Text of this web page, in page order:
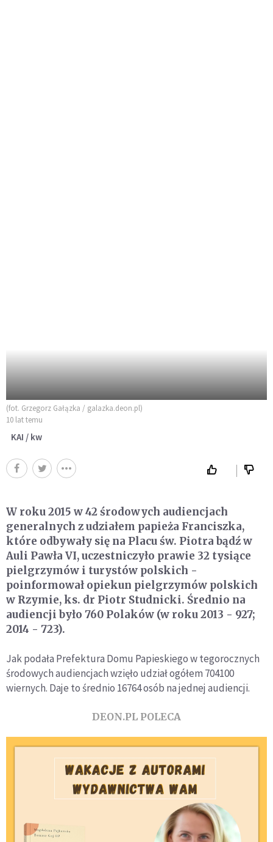
(fot. Grzegorz Gałązka / galazka.deon.pl)
10 lat temu
KAI / kw
W roku 2015 w 42 środowych audiencjach
generalnych z udziałem papieża Franciszka,
które odbywały się na Placu św. Piotra bądź w
Auli Pawła VI, uczestniczyło prawie 32 tysiące
pielgrzymów i turystów polskich -
poinformował opiekun pielgrzymów polskich
w Rzymie, ks. dr Piotr Studnicki. Średnio na
audiencji było 760 Polaków (w roku 2013 - 927;
2014 - 723).
Jak podała Prefektura Domu Papieskiego w tegorocznych
środowych audiencjach wzięło udział ogółem 704100
wiernych. Daje to średnio 16764 osób na jednej audiencji.
DEON.PL POLECA